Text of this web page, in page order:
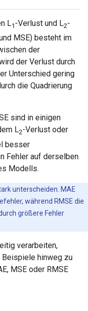
L1 -Verlust und L2-
MSE) besteht im
der
der Verlust durch
Unterschied gering
die Quadrierung
sind in einigen
L2-Verlust oder
besser
Fehler auf derselben
Modells.
unterscheiden. MAE
während RMSE die
größere Fehler
verarbeiten,
hinweg zu
MSE oder RMSE